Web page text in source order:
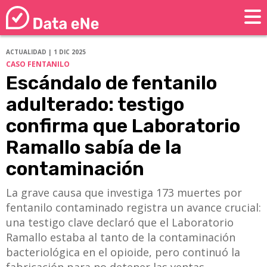
ACTUALIDAD | 1 DIC 2025
CASO FENTANILO
Escándalo de fentanilo
adulterado: testigo
confirma que Laboratorio
Ramallo sabía de la
contaminación
La grave causa que investiga 173 muertes por
fentanilo contaminado registra un avance crucial:
una testigo clave declaró que el Laboratorio
Ramallo estaba al tanto de la contaminación
bacteriológica en el opioide, pero continuó la